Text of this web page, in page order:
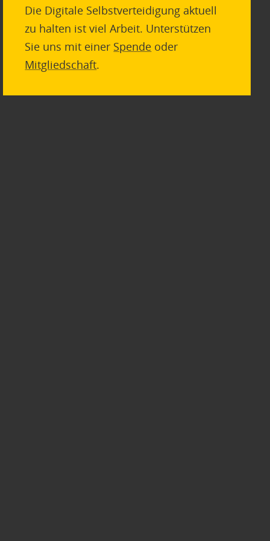
Die Digitale Selbstverteidigung aktuell
zu halten ist viel Arbeit. Unterstützen
Sie uns mit einer Spende oder
Mitgliedschaft.